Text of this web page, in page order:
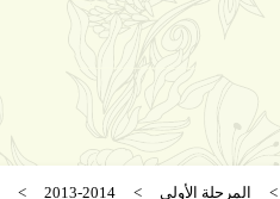
المرحلة الأولى 2013-2014